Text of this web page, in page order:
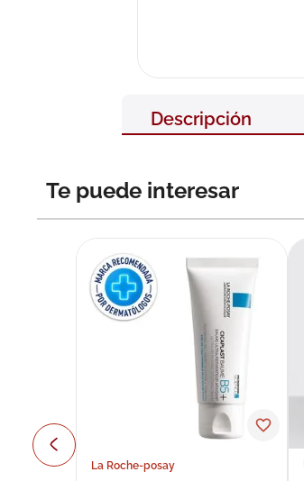
Descripción
Te puede interesar
La Roche-posay